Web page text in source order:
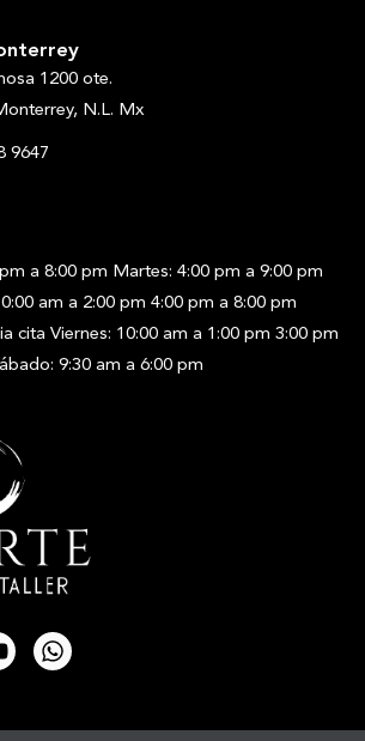
1200 ote.
N.L. Mx
9647
pm a 8:00 pm Martes: 4:00 pm a 9:00 pm
am a 2:00 pm 4:00 pm a 8:00 pm
cita Viernes: 10:00 am a 1:00 pm 3:00 pm
9:30 am a 6:00 pm